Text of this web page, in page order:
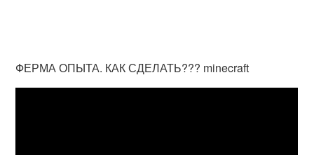
ФЕРМА ОПЫТА. КАК СДЕЛАТЬ??? minecraft